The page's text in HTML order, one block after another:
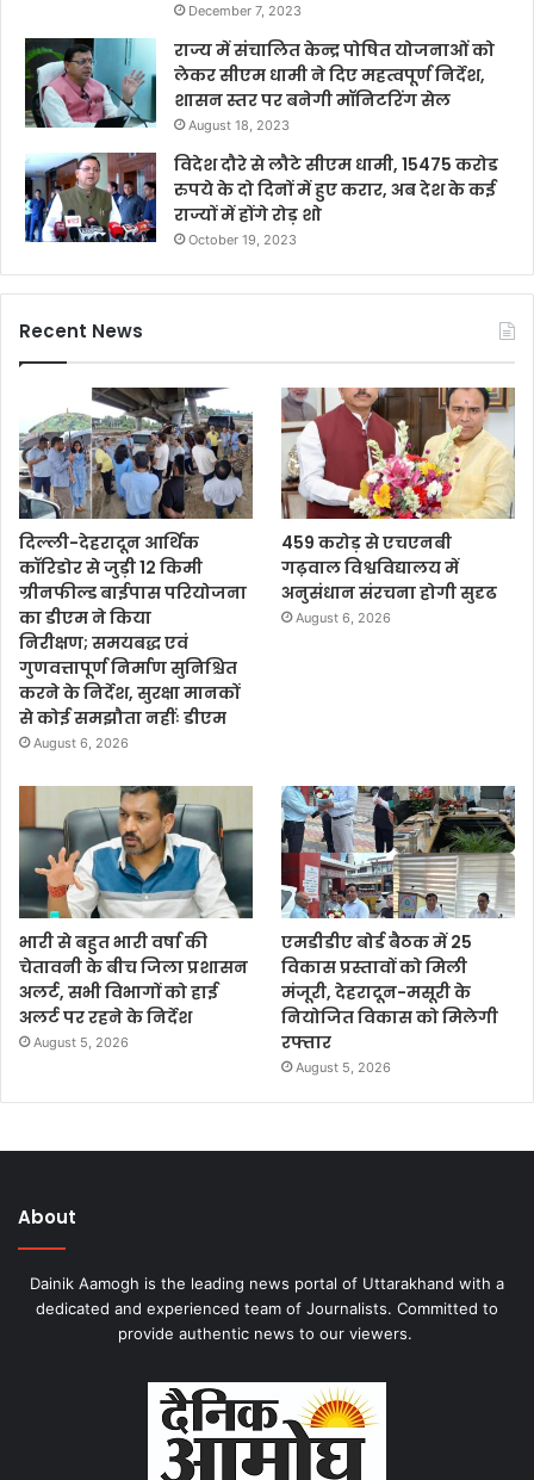
December 7, 2023
राज्य में संचालित केन्द्र पोषित योजनाओं को
लेकर सीएम धामी ने दिए महत्वपूर्ण निर्देश,
शासन स्तर पर बनेगी मॉनिटरिंग सेल
August 18, 2023
विदेश दौरे से लौटे सीएम धामी, 15475 करोड
रुपये के दो दिनों में हुए करार, अब देश के कई
राज्यों में होंगे रोड़ शो
October 19, 2023
Recent News
दिल्ली-देहरादून आर्थिक
कॉरिडोर से जुड़ी 12 किमी
ग्रीनफील्ड बाईपास परियोजना
का डीएम ने किया
निरीक्षण; समयबद्ध एवं
गुणवत्तापूर्ण निर्माण सुनिश्चित
करने के निर्देश, सुरक्षा मानकों
से कोई समझौता नहींः डीएम
August 6, 2026
459 करोड़ से एचएनबी
गढ़वाल विश्वविद्यालय में
अनुसंधान संरचना होगी सुदृढ
August 6, 2026
भारी से बहुत भारी वर्षा की
चेतावनी के बीच जिला प्रशासन
अलर्ट, सभी विभागों को हाई
अलर्ट पर रहने के निर्देश
August 5, 2026
एमडीडीए बोर्ड बैठक में 25
विकास प्रस्तावों को मिली
मंजूरी, देहरादून-मसूरी के
नियोजित विकास को मिलेगी
रफ्तार
August 5, 2026
About
Dainik Aamogh is the leading news portal of Uttarakhand with a
dedicated and experienced team of Journalists. Committed to
provide authentic news to our viewers.